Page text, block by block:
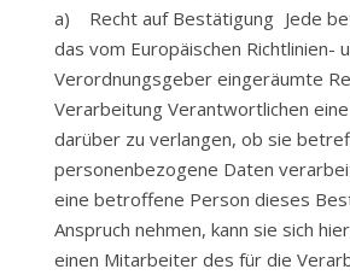
a) Recht auf Bestätigung Jede
das vom Europäischen Richtlinien-
Verordnungsgeber eingeräumte
Verarbeitung Verantwortlichen
darüber zu verlangen, ob sie
personenbezogene Daten
eine betroffene Person dieses
Anspruch nehmen, kann sie sich
einen Mitarbeiter des für die